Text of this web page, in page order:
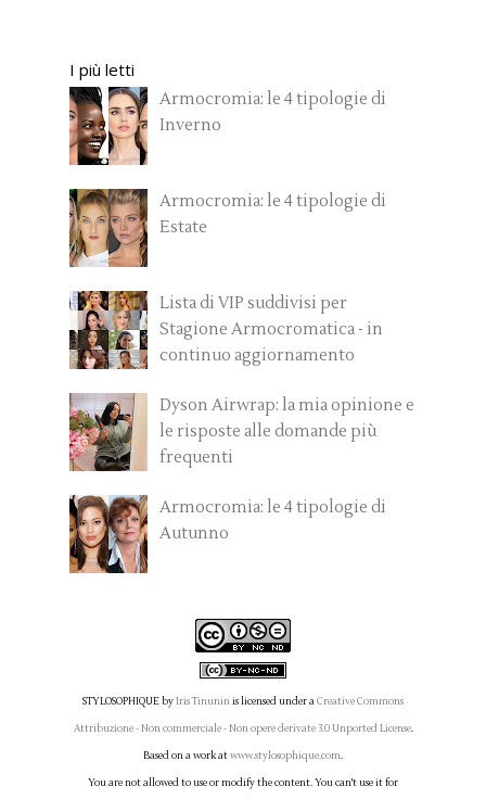
I più letti
Armocromia: le 4 tipologie di
Inverno
Armocromia: le 4 tipologie di
Estate
Lista di VIP suddivisi per
Stagione Armocromatica - in
continuo aggiornamento
Dyson Airwrap: la mia opinione e
le risposte alle domande più
frequenti
Armocromia: le 4 tipologie di
Autunno
STYLOSOPHIQUEbyIris Tinuninis licensed under aCreative Commons
Attribuzione - Non commerciale - Non opere derivate 3.0 Unported License.
Based on a work atwww.stylosophique.com.
You are not allowed to use or modify the content. You can't use it for